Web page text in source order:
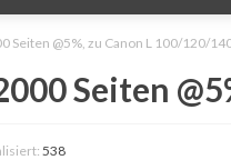
Seiten @5%, zu Canon L 100/120/
Seiten
538